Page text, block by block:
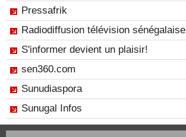
Pressafrik
Radiodiffusion télévision sénégalaise
S'informer devient un plaisir!
sen360.com
Sunudiaspora
Sunugal Infos